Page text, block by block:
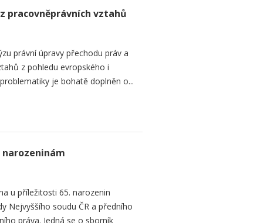
pracovněprávních vztahů
právní úpravy přechodu práv a
z pohledu evropského i
je bohatě doplněn o...
narozeninám
u příležitosti 65. narozenin
Nejvyššího soudu ČR a předního
práva. Jedná se o sborník